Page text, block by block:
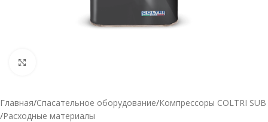
Главная/Спасательное оборудование/Компрессоры COLTRI SUB
/Расходные материалы